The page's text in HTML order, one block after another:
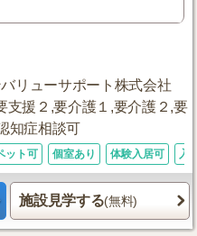
リューサポート株式会社
支援２,要介護１,要介護２,要
知症相談可
ット可 個室あり 体験入居可 入
施設見学する(無料)